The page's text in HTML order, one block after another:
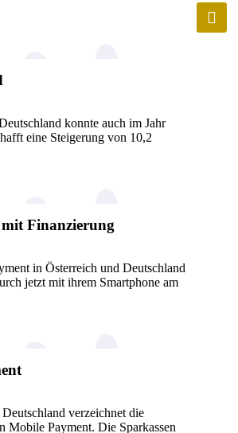
konnte auch im Jahr
eine Steigerung von 10,2
mit Finanzierung
in Österreich und Deutschland
jetzt mit ihrem Smartphone am
verzeichnet die
Mobile Payment. Die Sparkassen